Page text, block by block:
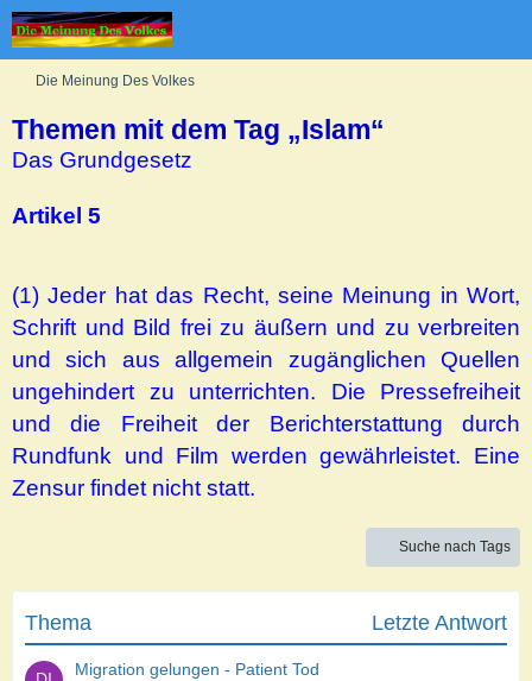
Die Meinung Des Volkes
Themen mit dem Tag „Islam“
Das Grundgesetz
Artikel 5
(1) Jeder hat das Recht, seine Meinung in Wort,
Schrift und Bild frei zu äußern und zu verbreiten
und sich aus allgemein zugänglichen Quellen
ungehindert zu unterrichten. Die Pressefreiheit
und die Freiheit der Berichterstattung durch
Rundfunk und Film werden gewährleistet. Eine
Zensur findet nicht statt.
Suche nach Tags
Thema Letzte Antwort
Migration gelungen - Patient Tod